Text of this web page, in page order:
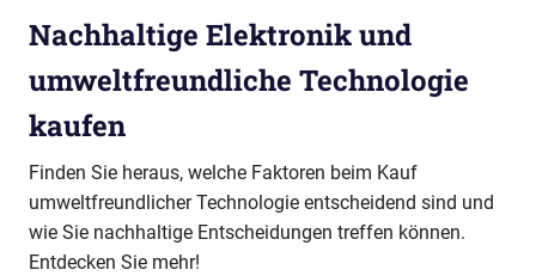
Nachhaltige Elektronik und
umweltfreundliche Technologie
kaufen
Finden Sie heraus, welche Faktoren beim Kauf
umweltfreundlicher Technologie entscheidend sind und
wie Sie nachhaltige Entscheidungen treffen können.
Entdecken Sie mehr!